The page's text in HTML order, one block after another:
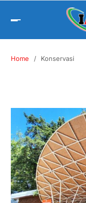
Home Konservasi